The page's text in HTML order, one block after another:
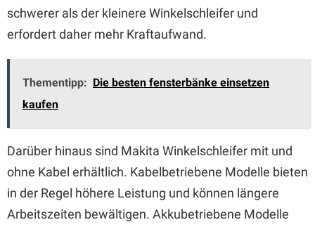
schwerer als der kleinere Winkelschleifer und
erfordert daher mehr Kraftaufwand.
Thementipp: Die besten fensterbänke einsetzen
kaufen
Darüber hinaus sind Makita Winkelschleifer mit und
ohne Kabel erhältlich. Kabelbetriebene Modelle bieten
in der Regel höhere Leistung und können längere
Arbeitszeiten bewältigen. Akkubetriebene Modelle